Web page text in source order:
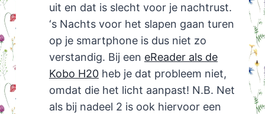
uit en dat is slecht voor je nachtrust.
‘s Nachts voor het slapen gaan turen
op je smartphone is dus niet zo
verstandig. Bij een eReader als de
Kobo H20heb je dat probleem niet,
omdat die het licht aanpast! N.B. Net
als bij nadeel 2 is ook hiervoor een